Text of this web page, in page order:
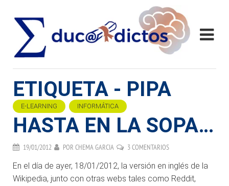
ETIQUETA - PIPA
E-LEARNING INFORMÁTICA
HASTA EN LA SOPA…
19/01/2012 POR CHEMA GARCIA 3 COMENTARIOS
En el día de ayer, 18/01/2012, la versión en inglés de la
Wikipedia, junto con otras webs tales como Reddit,